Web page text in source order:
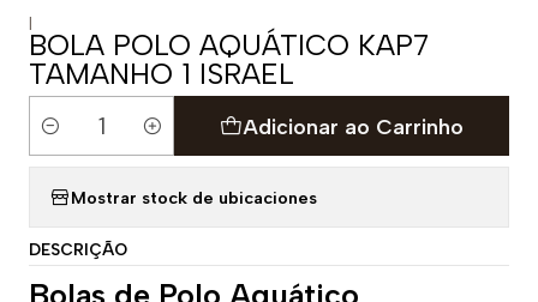
|
BOLA POLO AQUÁTICO KAP7
TAMANHO 1 ISRAEL
Quantidade
Adicionar ao Carrinho
Mostrar stock de ubicaciones
DESCRIÇÃO
Bolas de Polo Aquático